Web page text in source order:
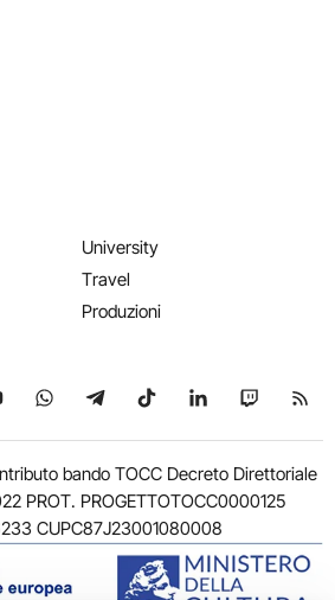
University
Travel
Produzioni
X su YouTube
Seguici su WhatsApp
Seguici su Telegram
Seguici su TikTok
Seguici su
Seguici
bando TOCC Decreto Direttoriale
PROT. PROGETTOTOCC0000125
CUPC87J23001080008